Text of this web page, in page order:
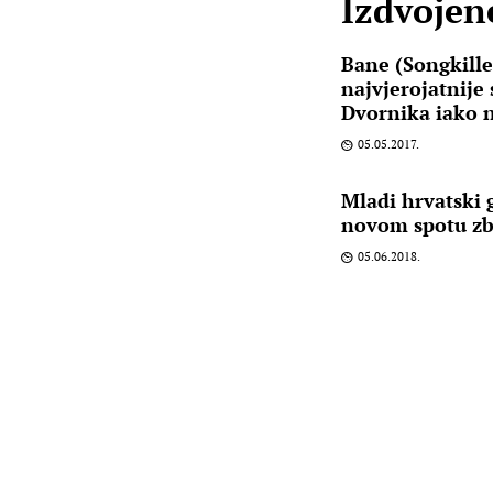
Bane
najvjerojatnije
Dvornika iako
05.05.2017.
Mladi hrvatski
novom spotu
05.06.2018.